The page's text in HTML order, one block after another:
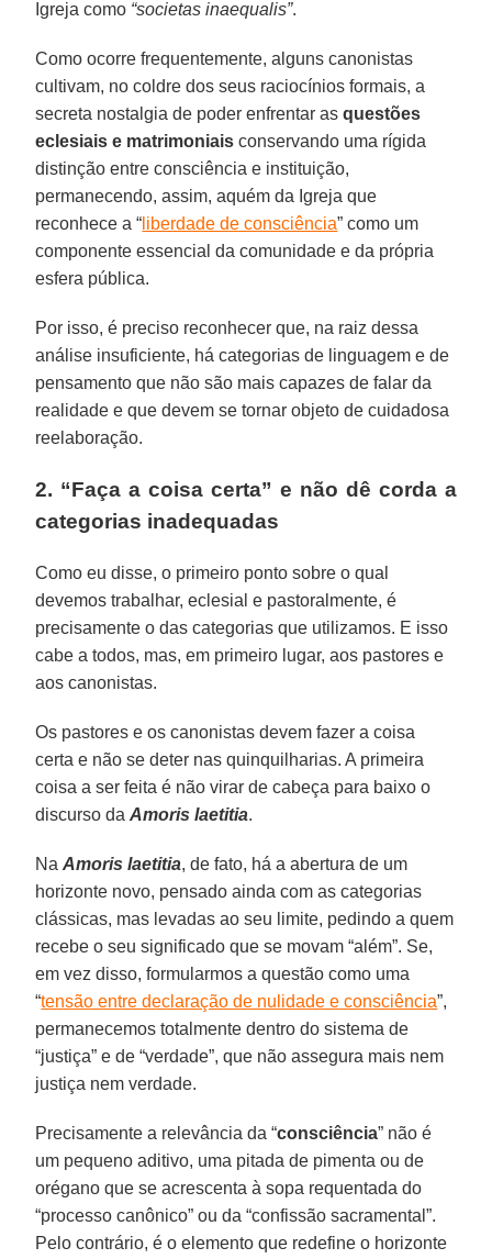
Igreja como “societas inaequalis”.
Como ocorre frequentemente, alguns canonistas
cultivam, no coldre dos seus raciocínios formais, a
secreta nostalgia de poder enfrentar asquestões
eclesiais e matrimoniais conservando uma rígida
distinção entre consciência e instituição,
permanecendo, assim, aquém da Igreja que
reconhece a “ liberdade de consciência” como um
componente essencial da comunidade e da própria
esfera pública.
Por isso, é preciso reconhecer que, na raiz dessa
análise insuficiente, há categorias de linguagem e de
pensamento que não são mais capazes de falar da
realidade e que devem se tornar objeto de cuidadosa
reelaboração.
2. “Faça a coisa certa” e não dê corda a
categorias inadequadas
Como eu disse, o primeiro ponto sobre o qual
devemos trabalhar, eclesial e pastoralmente, é
precisamente o das categorias que utilizamos. E isso
cabe a todos, mas, em primeiro lugar, aos pastores e
aos canonistas.
Os pastores e os canonistas devem fazer a coisa
certa e não se deter nas quinquilharias. A primeira
coisa a ser feita é não virar de cabeça para baixo o
discurso daAmoris laetitia.
NaAmoris laetitia, de fato, há a abertura de um
horizonte novo, pensado ainda com as categorias
clássicas, mas levadas ao seu limite, pedindo a quem
recebe o seu significado que se movam “além”. Se,
em vez disso, formularmos a questão como uma
“tensão entre declaração de nulidade e consciência”,
permanecemos totalmente dentro do sistema de
“justiça” e de “verdade”, que não assegura mais nem
justiça nem verdade.
Precisamente a relevância da “consciência” não é
um pequeno aditivo, uma pitada de pimenta ou de
orégano que se acrescenta à sopa requentada do
“processo canônico” ou da “confissão sacramental”.
Pelo contrário, é o elemento que redefine o horizonte